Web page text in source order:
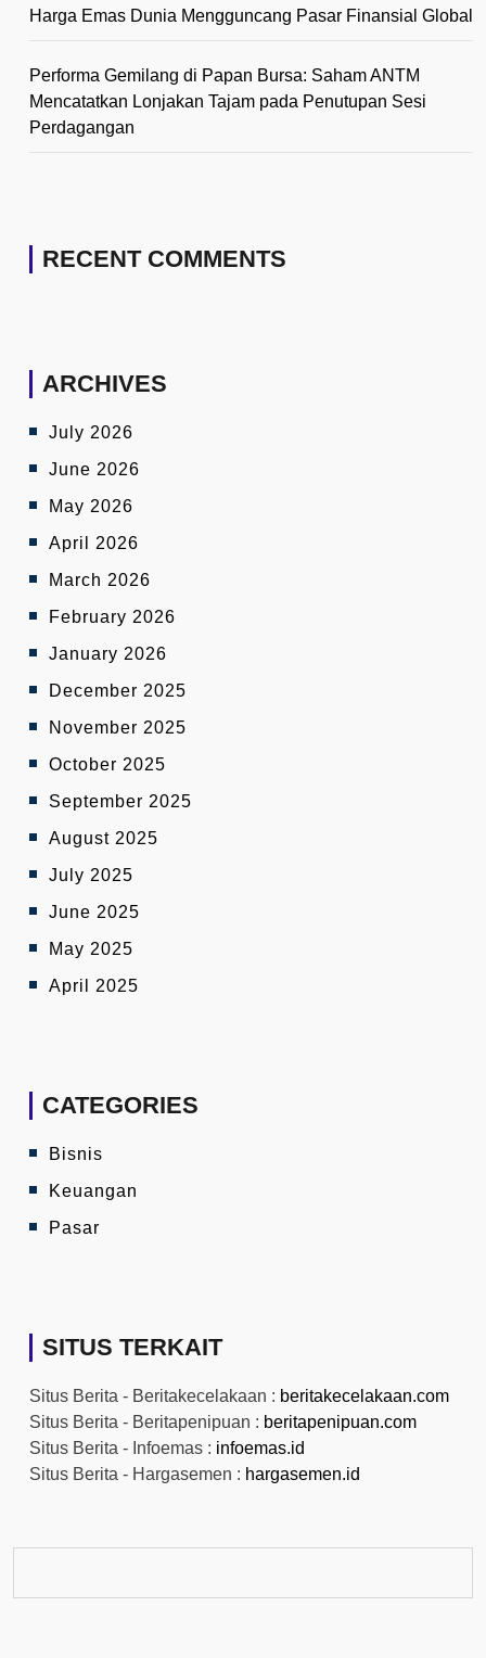
Harga Emas Dunia Mengguncang Pasar Finansial Global
Performa Gemilang di Papan Bursa: Saham ANTM
Mencatatkan Lonjakan Tajam pada Penutupan Sesi
Perdagangan
RECENT COMMENTS
ARCHIVES
July 2026
June 2026
May 2026
April 2026
March 2026
February 2026
January 2026
December 2025
November 2025
October 2025
September 2025
August 2025
July 2025
June 2025
May 2025
April 2025
CATEGORIES
Bisnis
Keuangan
Pasar
SITUS TERKAIT
Situs Berita - Beritakecelakaan : beritakecelakaan.com
Situs Berita - Beritapenipuan : beritapenipuan.com
Situs Berita - Infoemas : infoemas.id
Situs Berita - Hargasemen : hargasemen.id